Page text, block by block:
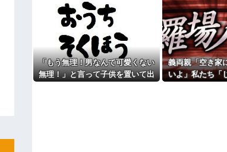
したらとんでもない事態に
がヤバすぎるｗｗｗｗｗｗ
チママ『そこに金庫があっ
てけ！二度と来るな！」結
っ！」私「」
の動画、すげえええええｗ
24歳の嫁に性的な魅力を
主な税金の成り立ちを調
たら、その直後まさかの展開に…
「もう無理！男なんて可愛くない
無理！」と言って子供を置いて出
義両親「空き家
いよ」私たち「